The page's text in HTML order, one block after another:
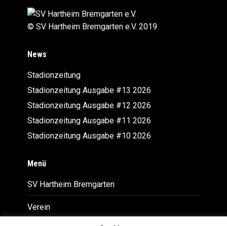
© SV Hartheim Bremgarten e.V. 2019
News
Stadionzeitung
Stadionzeitung Ausgabe #13 2026
Stadionzeitung Ausgabe #12 2026
Stadionzeitung Ausgabe #11 2026
Stadionzeitung Ausgabe #10 2026
Menü
SV Hartheim Bremgarten
Verein